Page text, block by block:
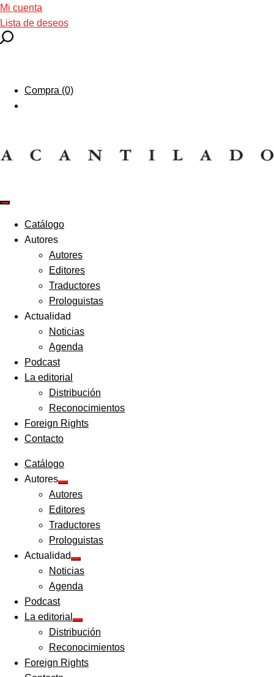
Mi cuenta
Lista de deseos
Compra (0)
Catálogo
Autores
Autores
Editores
Traductores
Prologuistas
Actualidad
Noticias
Agenda
Podcast
La editorial
Distribución
Reconocimientos
Foreign Rights
Contacto
Catálogo
Autores
Expandir
el
menú
hijo
Autores
Editores
Traductores
Prologuistas
Actualidad
Expandir
el
menú
hijo
Noticias
Agenda
Podcast
La editorial
Expandir
el
menú
hijo
Distribución
Reconocimientos
Foreign Rights